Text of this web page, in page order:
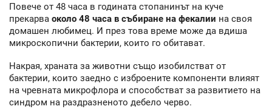
Повече от 48 часа в годината стопанинът на куче
прекарва около 48 часа в събиране на фекалии на своя
домашен любимец. И през това време може да вдиша
микроскопични бактерии, които го обитават.
Накрая, храната за животни също изобилстват от
бактерии, които заедно с изброените компоненти влияят
на чревната микрофлора и способстват за развитието на
синдром на раздразненото дебело черво.